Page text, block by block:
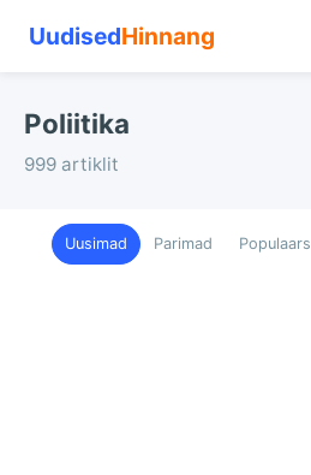
UudisedHinnang
Poliitika
999 artiklit
Uusimad Parimad